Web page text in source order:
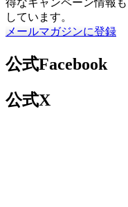
得なキャンペーン情報
しています。
メールマガジンに登録
公式Facebook
公式X